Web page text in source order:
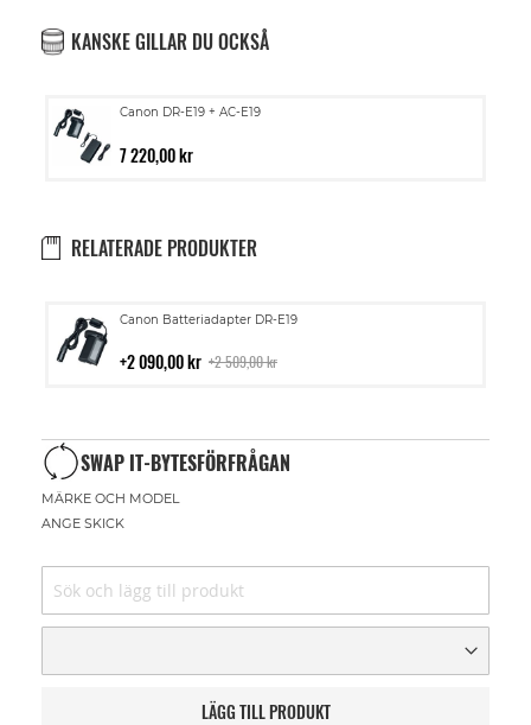
KANSKE GILLAR DU OCKSÅ
Canon DR-E19 + AC-E19
7 220,00 kr
RELATERADE PRODUKTER
Canon Batteriadapter DR-E19
2 090,00 kr 2 509,00 kr
Lägg
i
SWAP IT-BYTESFÖRFRÅGAN
MÄRKE OCH MODEL
ANGE SKICK
LÄGG TILL PRODUKT